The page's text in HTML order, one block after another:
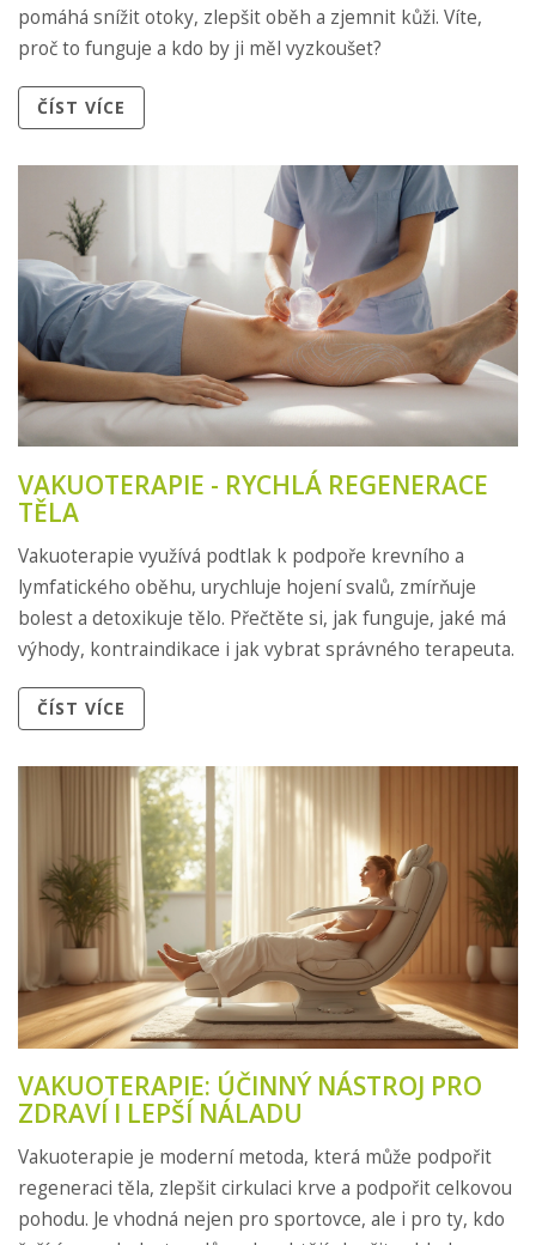
pomáhá snížit otoky, zlepšit oběh a zjemnit kůži. Víte,
proč to funguje a kdo by ji měl vyzkoušet?
ČÍST VÍCE
VAKUOTERAPIE - RYCHLÁ REGENERACE
TĚLA
Vakuoterapie využívá podtlak k podpoře krevního a
lymfatického oběhu, urychluje hojení svalů, zmírňuje
bolest a detoxikuje tělo. Přečtěte si, jak funguje, jaké má
výhody, kontraindikace i jak vybrat správného terapeuta.
ČÍST VÍCE
VAKUOTERAPIE: ÚČINNÝ NÁSTROJ PRO
ZDRAVÍ I LEPŠÍ NÁLADU
Vakuoterapie je moderní metoda, která může podpořit
regeneraci těla, zlepšit cirkulaci krve a podpořit celkovou
pohodu. Je vhodná nejen pro sportovce, ale i pro ty, kdo